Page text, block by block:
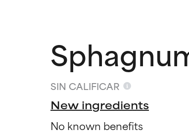
SIN CALIFICAR
New ingredients
No known benefits